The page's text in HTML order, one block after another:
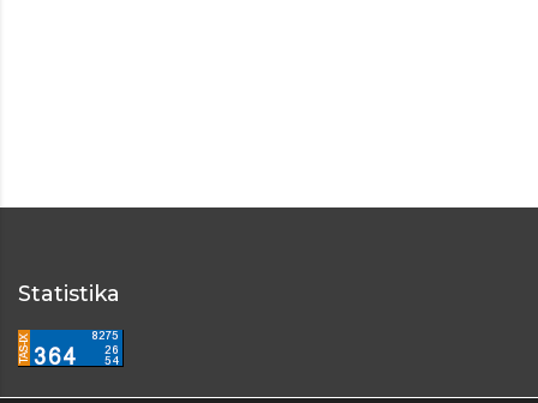
Statistika